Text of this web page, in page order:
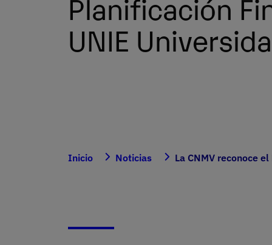
UNIE
Inicio Noticias La CNMV reconoce